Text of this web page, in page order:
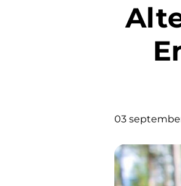
Alternativ till betablockerare:
03